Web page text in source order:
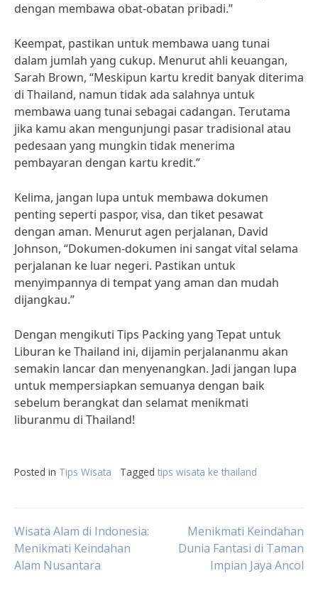
dengan membawa obat-obatan pribadi.”
Keempat, pastikan untuk membawa uang tunai
dalam jumlah yang cukup. Menurut ahli keuangan,
Sarah Brown, “Meskipun kartu kredit banyak diterima
di Thailand, namun tidak ada salahnya untuk
membawa uang tunai sebagai cadangan. Terutama
jika kamu akan mengunjungi pasar tradisional atau
pedesaan yang mungkin tidak menerima
pembayaran dengan kartu kredit.”
Kelima, jangan lupa untuk membawa dokumen
penting seperti paspor, visa, dan tiket pesawat
dengan aman. Menurut agen perjalanan, David
Johnson, “Dokumen-dokumen ini sangat vital selama
perjalanan ke luar negeri. Pastikan untuk
menyimpannya di tempat yang aman dan mudah
dijangkau.”
Dengan mengikuti Tips Packing yang Tepat untuk
Liburan ke Thailand ini, dijamin perjalananmu akan
semakin lancar dan menyenangkan. Jadi jangan lupa
untuk mempersiapkan semuanya dengan baik
sebelum berangkat dan selamat menikmati
liburanmu di Thailand!
Posted in Tips Wisata Tagged tips wisata ke thailand
Post
navigation
Wisata Alam di Indonesia:
Menikmati Keindahan
Alam Nusantara
Menikmati Keindahan
Dunia Fantasi di Taman
Impian Jaya Ancol